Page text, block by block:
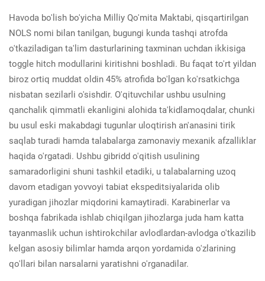
Havoda bo'lish bo'yicha Milliy Qo'mita Maktabi, qisqartirilgan
NOLS nomi bilan tanilgan, bugungi kunda tashqi atrofda
o'tkaziladigan ta'lim dasturlarining taxminan uchdan ikkisiga
toggle hitch modullarini kiritishni boshladi. Bu faqat to'rt yildan
biroz ortiq muddat oldin 45% atrofida bo'lgan ko'rsatkichga
nisbatan sezilarli o'sishdir. O'qituvchilar ushbu usulning
qanchalik qimmatli ekanligini alohida ta'kidlamoqdalar, chunki
bu usul eski makabdagi tugunlar uloqtirish an'anasini tirik
saqlab turadi hamda talabalarga zamonaviy mexanik afzalliklar
haqida o'rgatadi. Ushbu gibridd o'qitish usulining
samaradorligini shuni tashkil etadiki, u talabalarning uzoq
davom etadigan yovvoyi tabiat ekspeditsiyalarida olib
yuradigan jihozlar miqdorini kamaytiradi. Karabinerlar va
boshqa fabrikada ishlab chiqilgan jihozlarga juda ham katta
tayanmaslik uchun ishtirokchilar avlodlardan-avlodga o'tkazilib
kelgan asosiy bilimlar hamda arqon yordamida o'zlarining
qo'llari bilan narsalarni yaratishni o'rganadilar.